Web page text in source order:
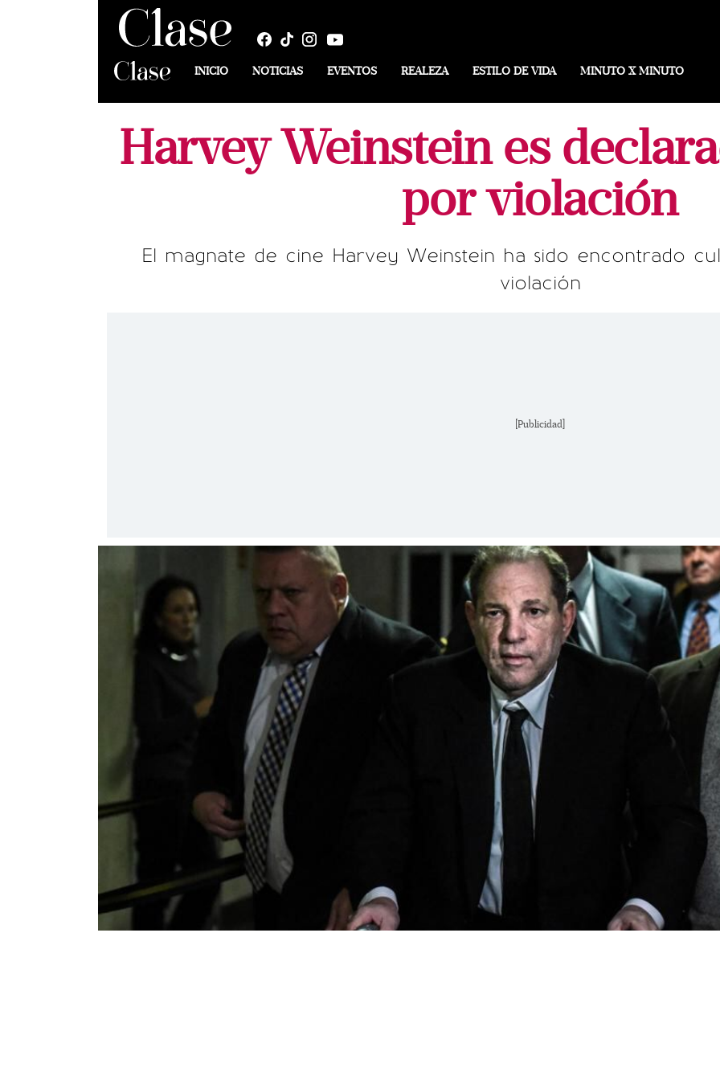
INICIO NOTICIAS EVENTOS REALEZA ESTILO DE VIDA MINUTO X MINUTO
Harvey Weinstein es
por violación
El magnate de cine Harvey Weinstein ha sido encontrado
violación
[Publicidad]